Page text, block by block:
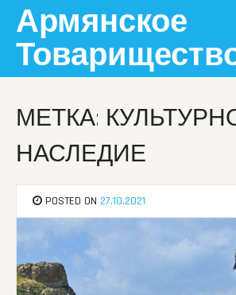
content
Армянское
МЕТКА:
НАСЛЕДИЕ
POSTED ON 27.10.2021